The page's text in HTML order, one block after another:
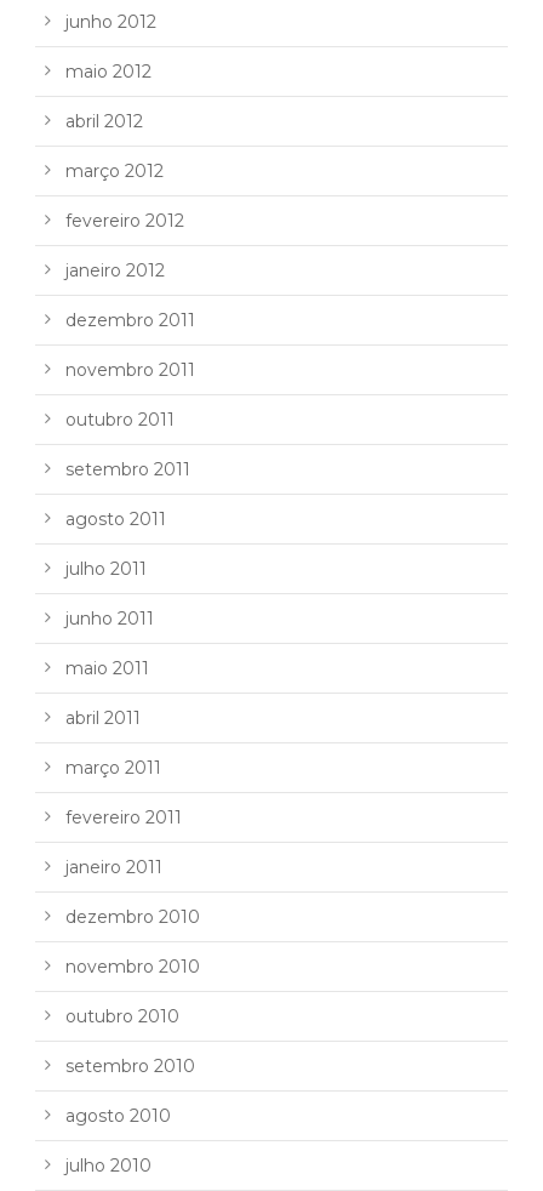
junho 2012
maio 2012
abril 2012
março 2012
fevereiro 2012
janeiro 2012
dezembro 2011
novembro 2011
outubro 2011
setembro 2011
agosto 2011
julho 2011
junho 2011
maio 2011
abril 2011
março 2011
fevereiro 2011
janeiro 2011
dezembro 2010
novembro 2010
outubro 2010
setembro 2010
agosto 2010
julho 2010